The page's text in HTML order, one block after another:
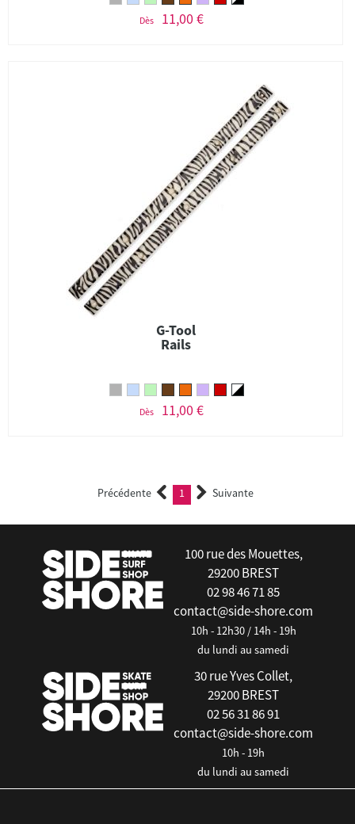
Dès 11,00 €
G-Tool
Rails
Dès 11,00 €
Précédente 1 (current)Suivante
100 rue des Mouettes,
29200 BREST
02 98 46 71 85
contact@side-shore.com
10h - 12h30 / 14h - 19h
du lundi au samedi
30 rue Yves Collet,
29200 BREST
02 56 31 86 91
contact@side-shore.com
10h - 19h
du lundi au samedi